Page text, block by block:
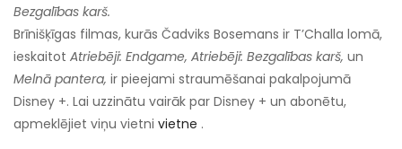
Bezgalības karš.
Brīnišķīgas filmas, kurās Čadviks Bosemans ir T’Challa lomā,
ieskaitot Atriebēji: Endgame, Atriebēji: Bezgalības karš, un
Melnā pantera, ir pieejami straumēšanai pakalpojumā
Disney +. Lai uzzinātu vairāk par Disney + un abonētu,
apmeklējiet viņu vietni vietne .